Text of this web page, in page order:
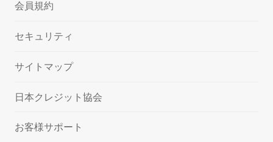
会員規約
セキュリティ
サイトマップ
日本クレジット協会
お客様サポート